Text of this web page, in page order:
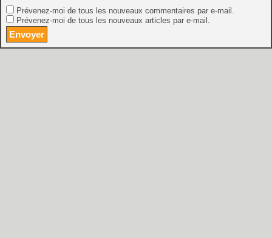
Prévenez-moi de tous les nouveaux commentaires par e-mail.
Prévenez-moi de tous les nouveaux articles par e-mail.